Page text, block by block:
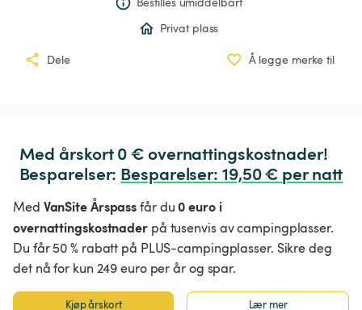
Privat plass
Dele Å legge merke til
Med årskort 0 € overnattingskostnader!
Besparelser: Besparelser: 19,50 € per natt
Med VanSite Årspassfår du0 euro i
overnattingskostnaderpå tusenvis av campingplasser.
Du får 50 % rabatt på PLUS-campingplasser. Sikre deg
det nå for kun 249 euro per år og spar.
Kjøp årskort Lær mer